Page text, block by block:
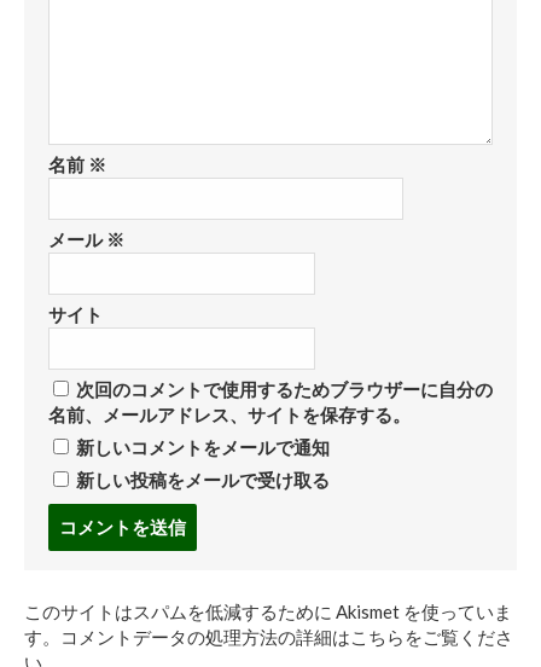
名前 ※
メール ※
サイト
次回のコメントで使用するためブラウザーに自分の
名前、メールアドレス、サイトを保存する。
新しいコメントをメールで通知
新しい投稿をメールで受け取る
す
る
このサイトはスパムを低減するために Akismet を使っていま
す。
コメントデータの処理方法の詳細はこちらをご覧くださ
い